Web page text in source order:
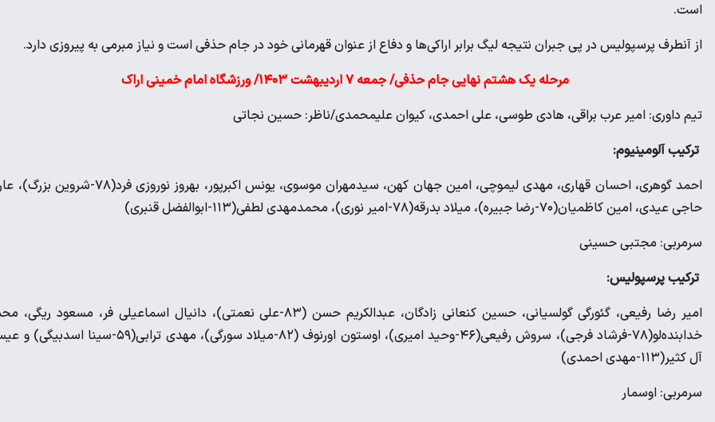
است.
از آنطرف پرسپولیس در پی جبران نتیجه لیگ برابر اراکی‌ها و دفاع از عنوان قهرمانی خود در جام حذفی است و نیاز مبرمی به پیروزی دارد.
مرحله یک هشتم نهایی جام حذفی/ جمعه ۷ اردیبهشت ۱۴۰۳/ ورزشگاه امام خمینی اراک
تیم داوری: امیر عرب براقی، هادی طوسی، علی احمدی، کیوان علیمحمدی/ناظر: حسین نجاتی
ترکیب آلومینیوم:
احمد گوهری، احسان قهاری، مهدی لیموچی، امین جهان کهن، سیدمهران موسوی، یونس اکبرپور، بهروز نوروزی
حاجی عیدی، امین کاظمیان(۷۰-رضا جبیره)، میلاد بدرقه(۷۸-امیر نوری)، محمدمهدی لطفی(۱۱۳-ابوالفضل قنبری)
سرمربی: مجتبی حسینی
ترکیب پرسپولیس:
امیر رضا رفیعی، گئورگی گولسیانی، حسین کنعانی زادگان، عبدالکریم حسن (۸۳-علی نعمتی)، دانیال اسماعیلی فر، مسعود
خدابنده‌لو(۷۸-فرشاد فرجی)، سروش رفیعی(۴۶-وحید امیری)، اوستون اورنوف (۸۲-میلاد سورگی)، مهدی ترابی(۵۹-سینا
آل کثیر(۱۱۳-مهدی احمدی)
سرمربی: اوسمار